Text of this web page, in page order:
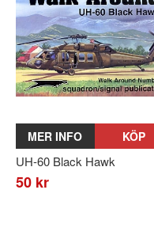
MER INFO KÖP
UH-60 Black Hawk
50 kr